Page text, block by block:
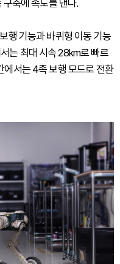
구축에 속도를 낸다.
행 기능과 바퀴형 이동 기능
는 최대 시속 28km로 빠르
에서는 4족 보행 모드로 전환